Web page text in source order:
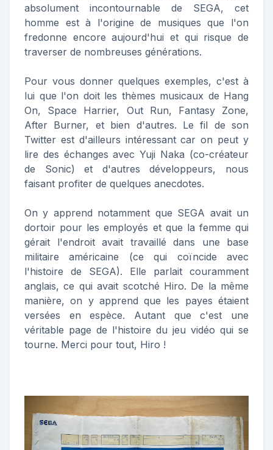
absolument incontournable de SEGA, cet
homme est à l'origine de musiques que l'on
fredonne encore aujourd'hui et qui risque de
traverser de nombreuses générations.
Pour vous donner quelques exemples, c'est à
lui que l'on doit les thèmes musicaux de Hang
On, Space Harrier, Out Run, Fantasy Zone,
After Burner, et bien d'autres. Le fil de son
Twitter est d'ailleurs intéressant car on peut y
lire des échanges avec Yuji Naka (co-créateur
de Sonic) et d'autres développeurs, nous
faisant profiter de quelques anecdotes.
On y apprend notamment que SEGA avait un
dortoir pour les employés et que la femme qui
gérait l'endroit avait travaillé dans une base
militaire américaine (ce qui coïncide avec
l'histoire de SEGA). Elle parlait couramment
anglais, ce qui avait scotché Hiro. De la même
manière, on y apprend que les payes étaient
versées en espèce. Autant que c'est une
véritable page de l'histoire du jeu vidéo qui se
tourne. Merci pour tout, Hiro !